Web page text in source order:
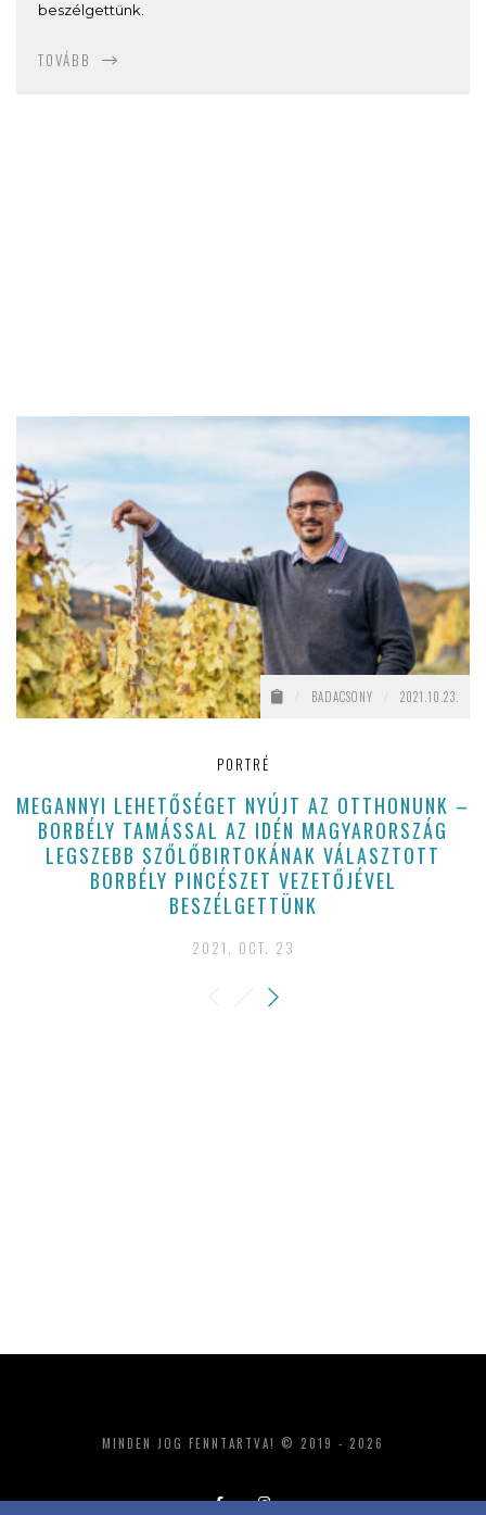
beszélgettünk.
TOVÁBB
BADACSONY 2021.10.23.
PORTRÉ
MEGANNYI LEHETŐSÉGET NYÚJT AZ OTTHONUNK –
BORBÉLY TAMÁSSAL AZ IDÉN MAGYARORSZÁG
LEGSZEBB SZŐLŐBIRTOKÁNAK VÁLASZTOTT
BORBÉLY PINCÉSZET VEZETŐJÉVEL
BESZÉLGETTÜNK
2021. OCT. 23
MINDEN JOG FENNTARTVA! © 2019 - 2026